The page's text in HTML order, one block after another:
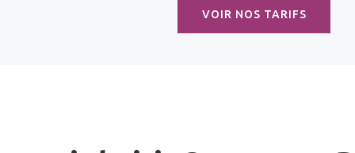
VOIR NOS TARIFS